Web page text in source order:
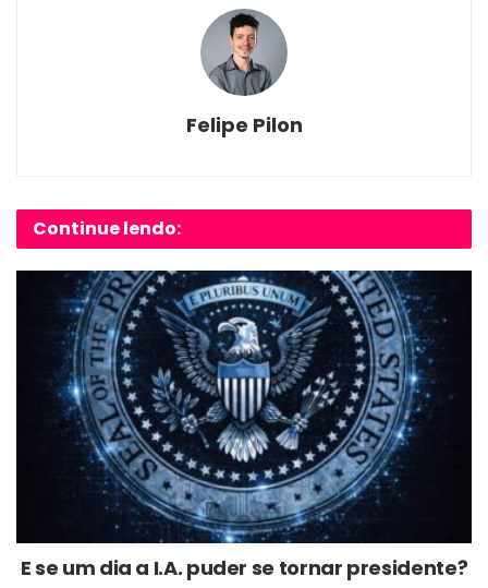
Felipe Pilon
Continue lendo:
E se um dia a I.A. puder se tornar presidente?